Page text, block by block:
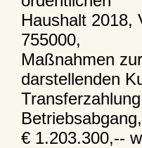
Haushalt 2018,
755000,
Maßnahmen
darstellenden
€ 1.203.300,--